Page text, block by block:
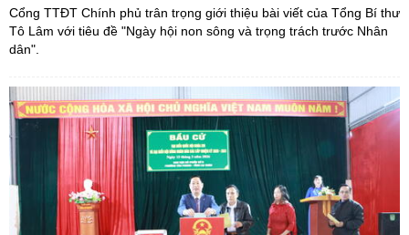
Cổng TTĐT Chính phủ trân trọng giới thiệu bài viết của Tổng Bí thư
Tô Lâm với tiêu đề "Ngày hội non sông và trọng trách trước Nhân
dân".